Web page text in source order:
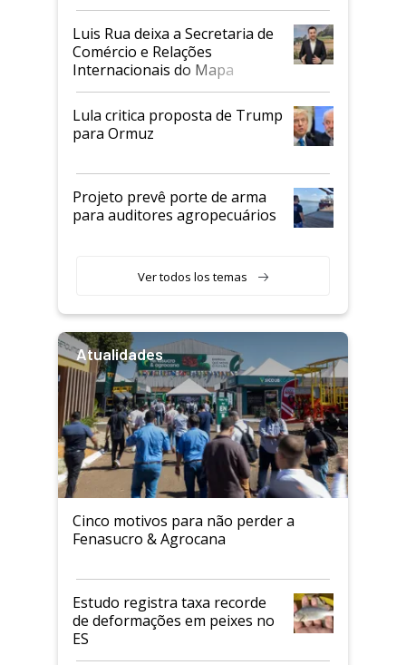
Luis Rua deixa a Secretaria de
Comércio e Relações
Internacionais do Mapa
Lula critica proposta de Trump
para Ormuz
Projeto prevê porte de arma
para auditores agropecuários
Ver todos los temas
Atualidades
Cinco motivos para não perder a
Fenasucro & Agrocana
Estudo registra taxa recorde
de deformações em peixes no
ES